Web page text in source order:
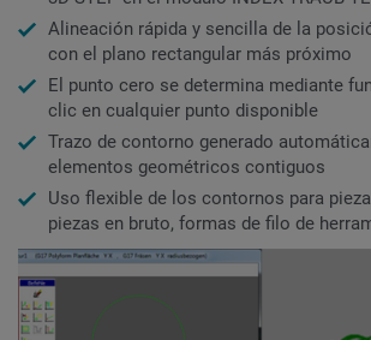
Alineación rápida y sencilla de la
con el plano rectangular más próximo
El punto cero se determina mediante
clic en cualquier punto disponible
Trazo de contorno generado
elementos geométricos contiguos
Uso flexible de los contornos para
piezas en bruto, formas de filo de